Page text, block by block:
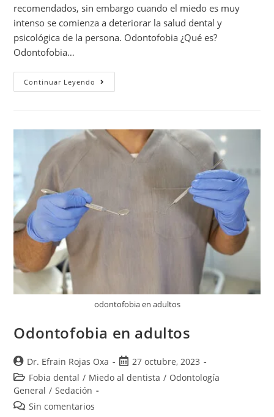
recomendados, sin embargo cuando el miedo es muy
intenso se comienza a deteriorar la salud dental y
psicológica de la persona. Odontofobia ¿Qué es?
Odontofobia…
Continuar Leyendo
odontofobia en adultos
Odontofobia en adultos
Dr. Efrain Rojas Oxa
27 octubre, 2023
Fobia dental / Miedo al dentista / Odontología
General / Sedación
Sin comentarios